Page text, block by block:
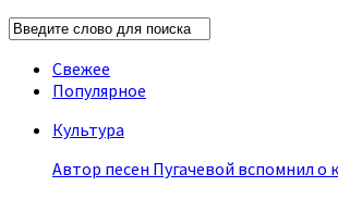
Свежее
Популярное
Культура
Автор песен Пугачевой вспомнил о